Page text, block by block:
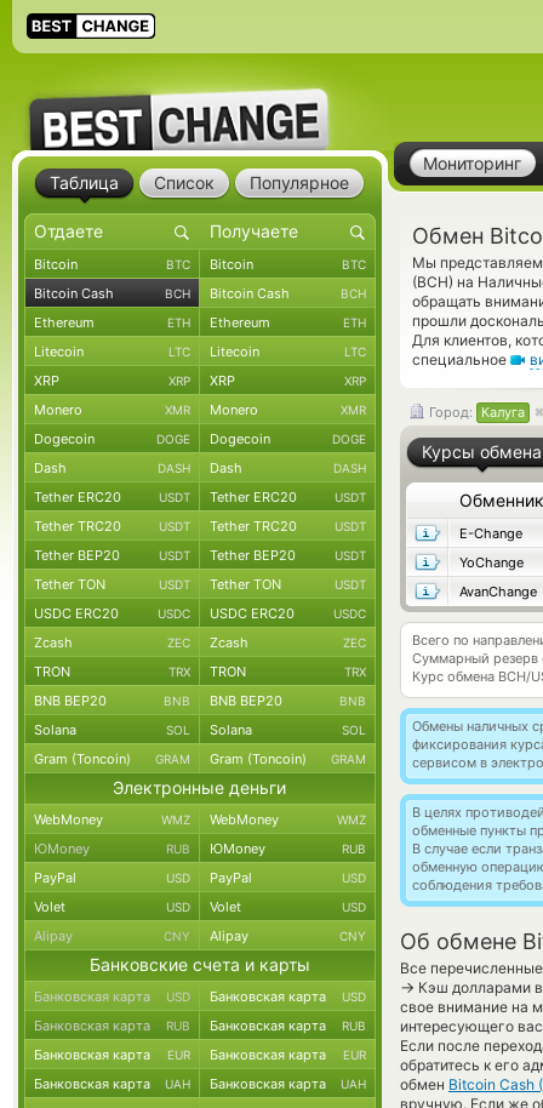
Мониторинг
Обмен
Мы представляем
(BCH) на
обращать
прошли
Для клиентов,
специальное
Город: Калуга
Курсы обмена
Обменник
E-Change
YoChange
AvanChange
Всего по
Суммарный резерв
Курс обмена BCH/
Обмены наличных
фиксирования
сервисом в
В целях
обменные пункты
В случае если
обменную
соблюдения
Об обмене
Все
→ Кэш долларами
свое внимание на
интересующего
Если после
обратитесь к его
обмен Bitcoin Cash
вручную. Если же
Таблица Список Популярное
Bitcoin BTC Bitcoin BTC
Bitcoin Cash BCH Bitcoin Cash BCH
Ethereum ETH Ethereum ETH
Litecoin LTC Litecoin LTC
XRP XRP XRP XRP
Monero XMR Monero XMR
Dogecoin DOGE Dogecoin DOGE
Dash DASH Dash DASH
Tether ERC20 USDT Tether ERC20 USDT
Tether TRC20 USDT Tether TRC20 USDT
Tether BEP20 USDT Tether BEP20 USDT
Tether TON USDT Tether TON USDT
USDC ERC20 USDC USDC ERC20 USDC
Zcash ZEC Zcash ZEC
TRON TRX TRON TRX
BNB BEP20 BNB BNB BEP20 BNB
Solana SOL Solana SOL
Gram (Toncoin) GRAM Gram (Toncoin) GRAM
Электронные деньги
WebMoney WMZ WebMoney WMZ
ЮMoney RUB ЮMoney RUB
PayPal USD PayPal USD
Volet USD Volet USD
Alipay CNY Alipay CNY
Банковские счета и карты
Банковская карта USD Банковская карта USD
Банковская карта RUB Банковская карта RUB
Банковская карта EUR Банковская карта EUR
Банковская карта UAH Банковская карта UAH